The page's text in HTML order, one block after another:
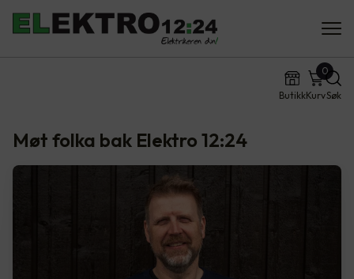
ButikkKurv
0
Søk
Møt folka bak Elektro 12:24